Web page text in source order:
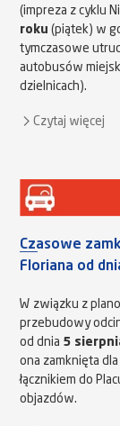
(impreza z cyklu
roku (piątek) w
tymczasowe
autobusów
dzielnicach).
Czytaj więcej
Czasowe
Floriana od
W związku z
przebudowy
od dnia 5
ona zamknięta
łącznikiem do
objazdów.